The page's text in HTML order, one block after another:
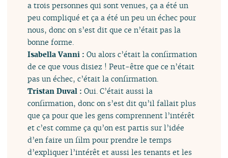
a trois personnes qui sont venues, ça a été un
peu compliqué et ça a été un peu un échec pour
nous, donc on s’est dit que ce n’était pas la
bonne forme.
Isabella Vanni :Ou alors c’était la confirmation
de ce que vous disiez ! Peut-être que ce n’était
pas un échec, c’était la confirmation.
Tristan Duval :Oui. C’était aussi la
confirmation, donc on s’est dit qu’il fallait plus
que ça pour que les gens comprennent l’intérêt
et c’est comme ça qu’on est partis sur l’idée
d’en faire un film pour prendre le temps
d’expliquer l’intérêt et aussi les tenants et les